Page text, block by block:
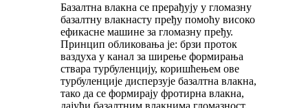
Базалтна влакна се прерађују у гломазну
базалтну влакнасту пређу помоћу високо
ефикасне машине за гломазну пређу.
Принцип обликовања је: брзи проток
ваздуха у канал за ширење формирања
ствара турбуленцију, коришћењем ове
турбуленције дисперзује базалтна влакна,
тако да се формирају фротирна влакна,
дајући базалтним влакнима гломазност,